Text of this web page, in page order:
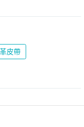
皮帶